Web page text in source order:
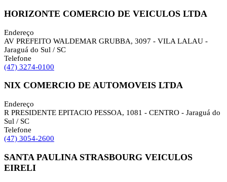
HORIZONTE COMERCIO DE VEICULOS LTDA
Endereço
AV PREFEITO WALDEMAR GRUBBA, 3097 - VILA LALAU -
Jaraguá do Sul / SC
Telefone
(47) 3274-0100
NIX COMERCIO DE AUTOMOVEIS LTDA
Endereço
R PRESIDENTE EPITACIO PESSOA, 1081 - CENTRO - Jaraguá do
Sul / SC
Telefone
(47) 3054-2600
SANTA PAULINA STRASBOURG VEICULOS
EIRELI